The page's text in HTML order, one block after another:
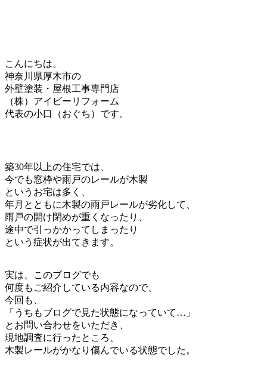
こんにちは。
神奈川県厚木市の
外壁塗装・屋根工事専門店
（株）アイビーリフォーム
代表の小口（おぐち）です。
築30年以上の住宅では、
今でも窓枠や雨戸のレールが木製
というお宅は多く、
年月とともに木製の雨戸レールが劣化して、
雨戸の開け閉めが重くなったり、
途中で引っかかってしまったり
という症状が出てきます。
実は、このブログでも
何度もご紹介している内容なので、
今回も、
「うちもブログで見た状態になっていて…」
とお問い合わせをいただき、
現地調査に行ったところ、
木製レールがかなり傷んでいる状態でした。